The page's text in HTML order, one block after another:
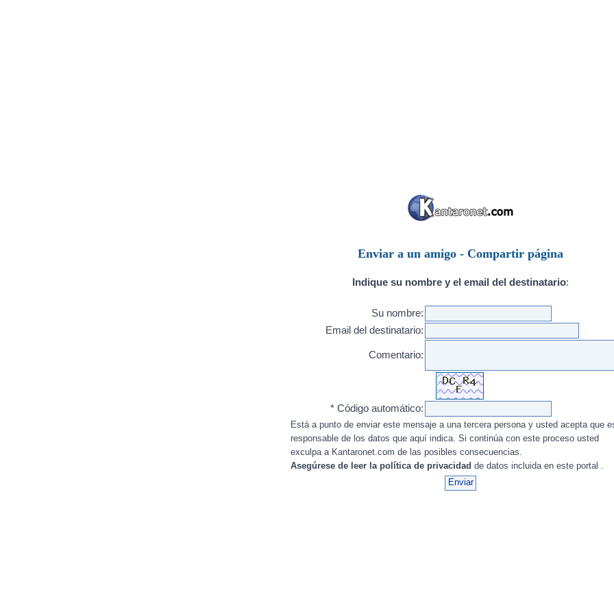
Enviar a un amigo - Compartir página
Indique su nombre y el email del destinatario:
Su nombre:
Email del destinatario:
Comentario:
* Código automático:
Está a punto de enviar este mensaje a una tercera persona y usted acepta que
responsable de los datos que aquí indica. Si continúa con este proceso usted
exculpa a Kantaronet.com de las posibles consecuencias.
Asegúrese de leer la política de privacidad de datos incluida en este portal .